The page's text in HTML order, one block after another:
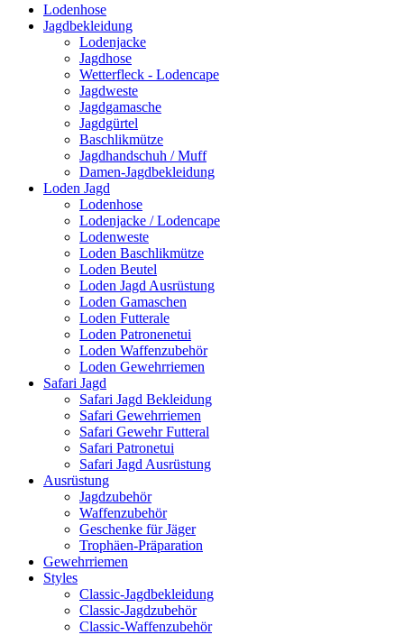
Lodenhose
Jagdbekleidung
Lodenjacke
Jagdhose
Wetterfleck - Lodencape
Jagdweste
Jagdgamasche
Jagdgürtel
Baschlikmütze
Jagdhandschuh / Muff
Damen-Jagdbekleidung
Loden Jagd
Lodenhose
Lodenjacke / Lodencape
Lodenweste
Loden Baschlikmütze
Loden Beutel
Loden Jagd Ausrüstung
Loden Gamaschen
Loden Futterale
Loden Patronenetui
Loden Waffenzubehör
Loden Gewehrriemen
Safari Jagd
Safari Jagd Bekleidung
Safari Gewehrriemen
Safari Gewehr Futteral
Safari Patronetui
Safari Jagd Ausrüstung
Ausrüstung
Jagdzubehör
Waffenzubehör
Geschenke für Jäger
Trophäen-Präparation
Gewehrriemen
Styles
Classic-Jagdbekleidung
Classic-Jagdzubehör
Classic-Waffenzubehör